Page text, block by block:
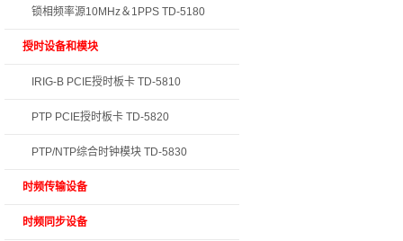
锁相频率源10MHz＆1PPS TD-5180
授时设备和模块
IRIG-B PCIE授时板卡 TD-5810
PTP PCIE授时板卡 TD-5820
PTP/NTP综合时钟模块 TD-5830
时频传输设备
时频同步设备